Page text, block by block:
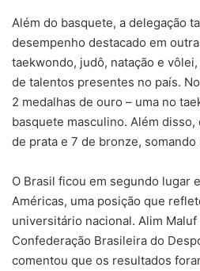
Além do basquete, a delegação
desempenho destacado em
taekwondo, judô, natação e
de talentos presentes no país.
2 medalhas de ouro – uma no
basquete masculino. Além
de prata e 7 de bronze,
O Brasil ficou em segundo lugar
Américas, uma posição que
universitário nacional. Alim
Confederação Brasileira do
comentou que os resultados